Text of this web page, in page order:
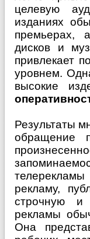
целевую
изданиях
премьерах,
дисков и
привлекает
уровнем.
высокие
Результаты
обращение
рекламу,
строчную и
рекламы
Она